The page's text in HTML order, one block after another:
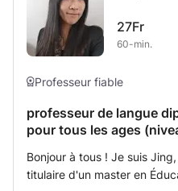
linguistique et littérature
J'ai une solide
la culture et de la manière efficace
d'expérience en tant que
tant que professeur de
internationale en Suisse (IB). De plus, je peux développer
divers cours pour impliquer
donner l'impression que
27Fr
60-min.
Professeur fiable
professeur de langue diplomé, Cours
pour
Bonjour à tous ! Je suis Jing, un professeur de chinois
titulaire d'un master en